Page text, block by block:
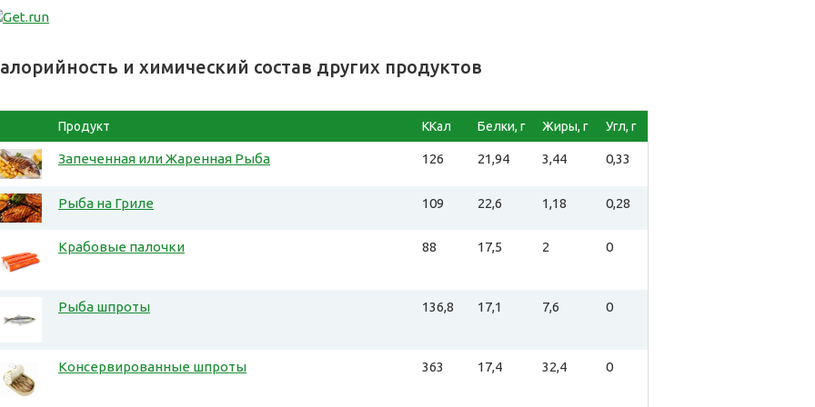
и химический состав других продуктов
Продукт ККал Белки, г Жиры, г Угл, г
Запеченная или Жаренная Рыба 126 21,94 3,44 0,33
Рыба на Гриле 109 22,6 1,18 0,28
Крабовые палочки 88 17,5 2 0
Рыба шпроты 136,8 17,1 7,6 0
Консервированные шпроты 363 17,4 32,4 0